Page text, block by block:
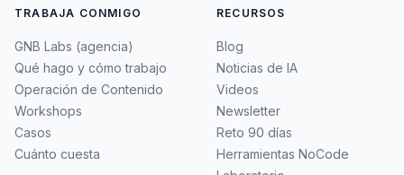
TRABAJA CONMIGO
GNB Labs (agencia)
Qué hago y cómo trabajo
Operación de Contenido
Workshops
Casos
Cuánto cuesta
RECURSOS
Blog
Noticias de IA
Videos
Newsletter
Reto 90 días
Herramientas NoCode